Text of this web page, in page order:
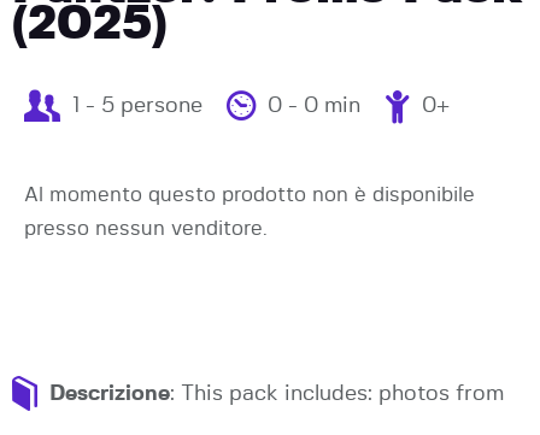
(2025)
1 - 5 persone 0 - 0 min 0+
Al momento questo prodotto non è disponibile
presso nessun venditore.
Descrizione: This pack includes: photos from